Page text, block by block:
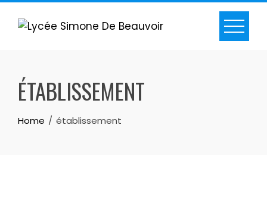
ÉTABLISSEMENT
Home établissement